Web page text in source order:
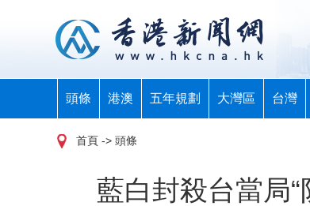
頭條 港澳 五年規劃 大灣區 台灣
首頁 -> 頭條
藍白封殺台當局